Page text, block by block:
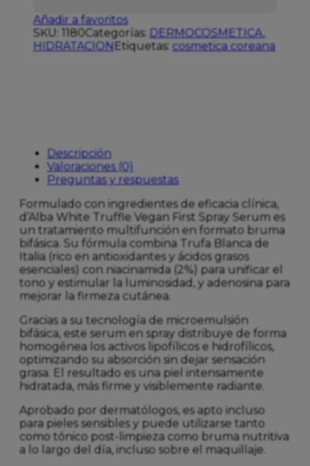
Añadir a favoritos
SKU: 1180Categorías: DERMOCOSMETICA,
HIDRATACIONEtiquetas: cosmetica coreana
Descripción
Valoraciones (0)
Preguntas y respuestas
Formulado con ingredientes de eficacia clínica,
d’Alba White Truffle Vegan First Spray Serum es
un tratamiento multifunción en formato bruma
bifásica. Su fórmula combina Trufa Blanca de
Italia (rico en antioxidantes y ácidos grasos
esenciales) con niacinamida (2%) para unificar el
tono y estimular la luminosidad, y adenosina para
mejorar la firmeza cutánea.
Gracias a su tecnología de microemulsión
bifásica, este serum en spray distribuye de forma
homogénea los activos lipofílicos e hidrofílicos,
optimizando su absorción sin dejar sensación
grasa. El resultado es una piel intensamente
hidratada, más firme y visiblemente radiante.
Aprobado por dermatólogos, es apto incluso
para pieles sensibles y puede utilizarse tanto
como tónico post-limpieza como bruma nutritiva
a lo largo del día, incluso sobre el maquillaje.